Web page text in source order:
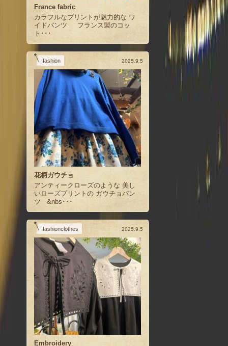
France fabric
カラフルなプリントが魅力的な ワ
イドパンツ フランス製のコッ
ト･･･
fashion 2025.9.5
花柄ガウチョ
アンティークローズのような 美し
いローズプリントの ガウチョパン
ツ &nbs･･･
fashionclothes 2025.9.5
Embroidery